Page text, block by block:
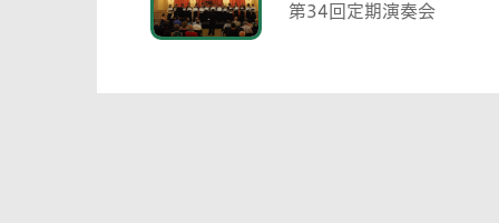
第34回定期演奏会